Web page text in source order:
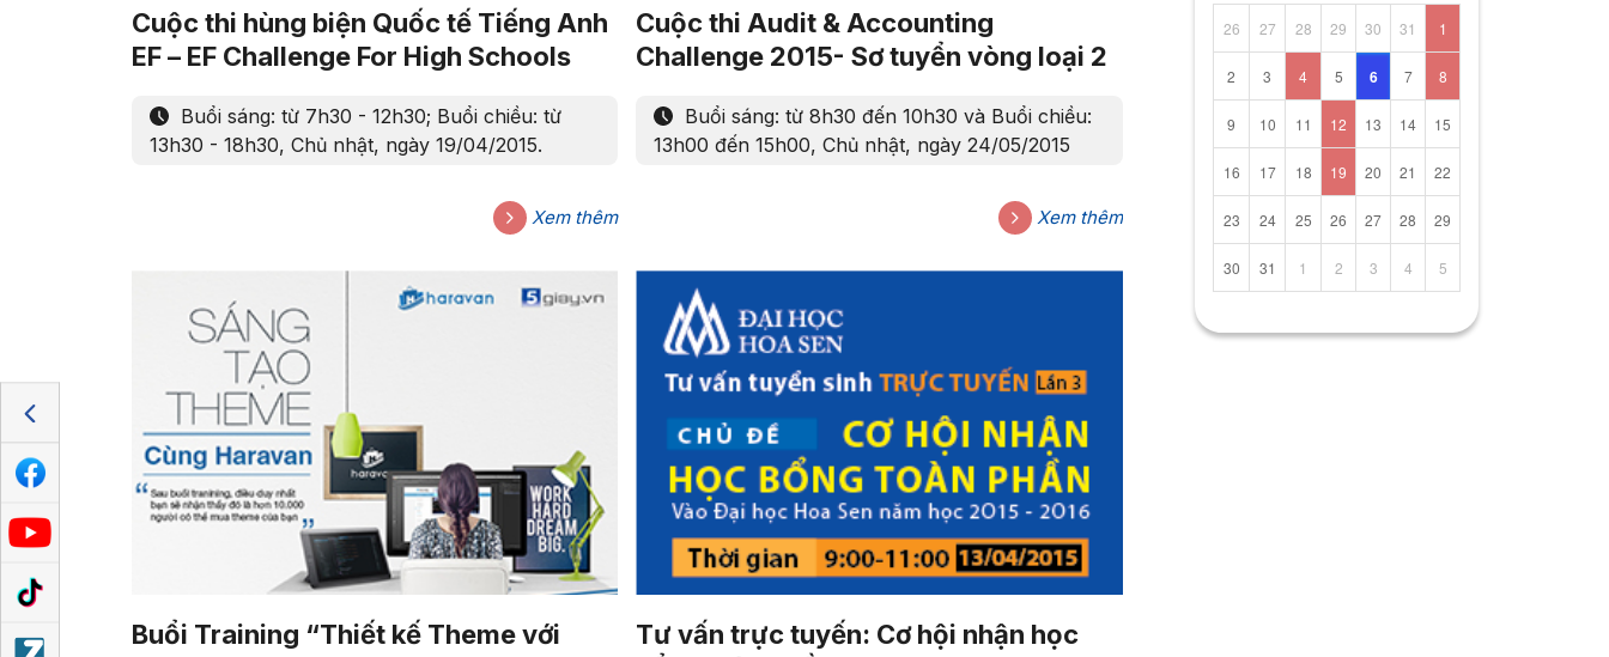
Cuộc thi hùng biện Quốc tế Tiếng Anh
EF – EF Challenge For High Schools
Buổi sáng: từ 7h30 - 12h30; Buổi chiều: từ
13h30 - 18h30, Chủ nhật, ngày 19/04/2015.
Xem thêm
Cuộc thi Audit & Accounting
Challenge 2015- Sơ tuyển vòng loại 2
Buổi sáng: từ 8h30 đến 10h30 và Buổi chiều:
13h00 đến 15h00, Chủ nhật, ngày 24/05/2015
Xem thêm
Buổi Training “Thiết kế Theme với
Tư vấn trực tuyến: Cơ hội nhận học
26 27 28 29 30 31 1
2 3 4 5 6 7 8
9 10 11 12 13 14 15
16 17 18 19 20 21 22
23 24 25 26 27 28 29
30 31 1 2 3 4 5